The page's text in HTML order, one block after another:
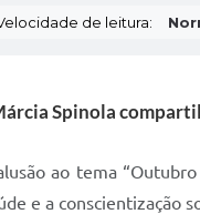
de leitura:
Spinola
ao tema
e a conscientização